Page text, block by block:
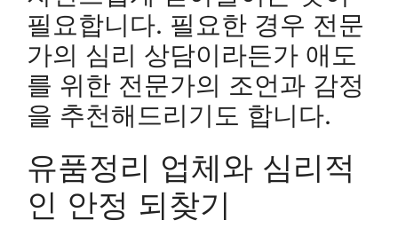
필요합니다. 필요한 경우 전문
가의 심리 상담이라든가 애도
를 위한 전문가의 조언과 감정
을 추천해드리기도 합니다.
유품정리 업체와 심리적
인 안정 되찾기